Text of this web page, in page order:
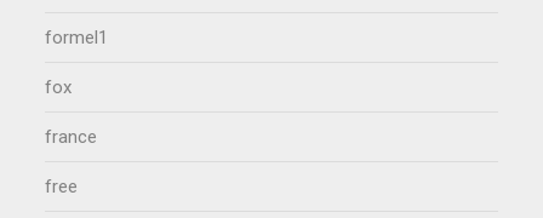
formel1
fox
france
free